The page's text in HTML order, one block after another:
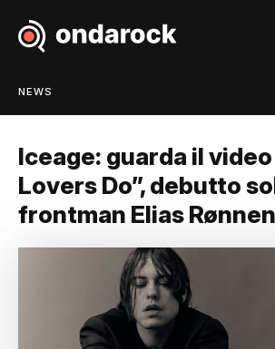
NEWS
Iceage: guarda il
Lovers Do”, debutto
frontman Elias